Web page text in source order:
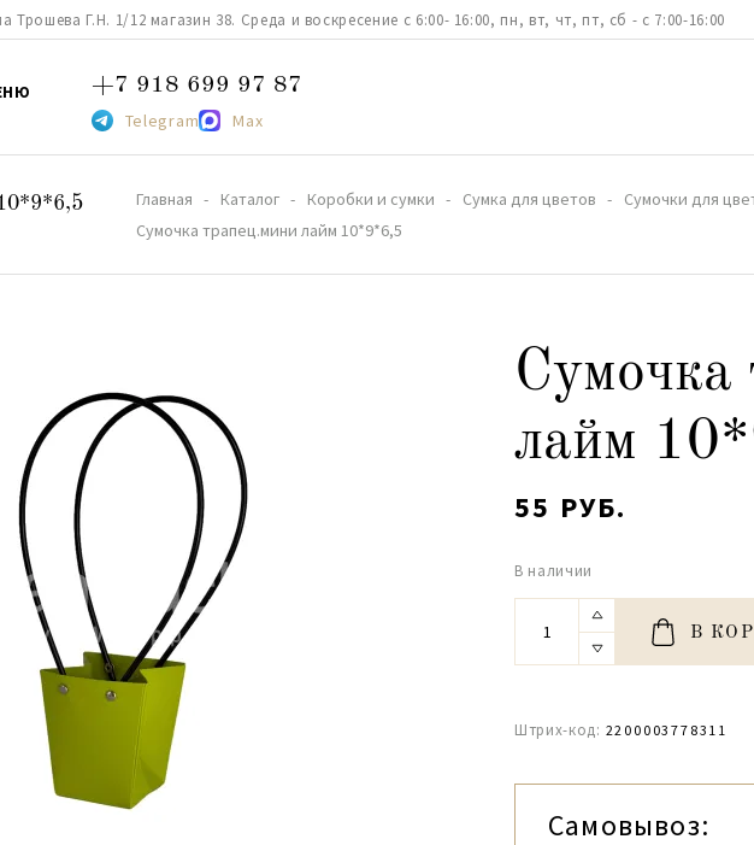
Трошева Г.Н. 1/12 магазин 38. Среда и воскресение с 6:00- 16:00, пн, вт, чт, пт, сб - с 7:00-16:00
+7 918 699 97 87
Telegram Max
Главная Каталог Коробки и сумки Сумка для цветов Сумочки для
Сумочка трапец.мини лайм 10*9*6,5
Сумочка
лайм
55 РУБ.
В наличии
В
Штрих-код: 2200003778311
Самовывоз: